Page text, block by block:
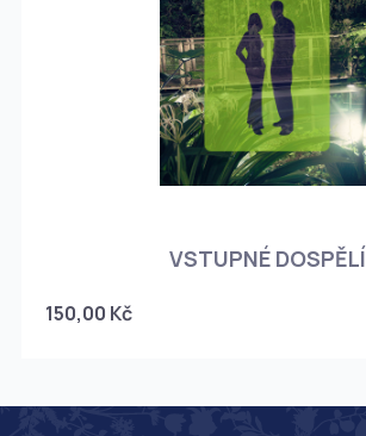
VSTUPNÉ DOSPĚLÍ
150,00 Kč